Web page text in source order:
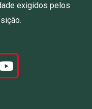
exigidos pelos